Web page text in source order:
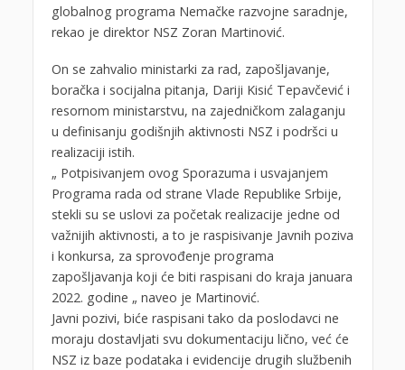
globalnog programa Nemačke razvojne saradnje,
rekao je direktor NSZ Zoran Martinović.
On se zahvalio ministarki za rad, zapošljavanje,
boračka i socijalna pitanja, Dariji Kisić Tepavčević i
resornom ministarstvu, na zajedničkom zalaganju
u definisanju godišnjih aktivnosti NSZ i podršci u
realizaciji istih.
„ Potpisivanjem ovog Sporazuma i usvajanjem
Programa rada od strane Vlade Republike Srbije,
stekli su se uslovi za početak realizacije jedne od
važnijih aktivnosti, a to je raspisivanje Javnih poziva
i konkursa, za sprovođenje programa
zapošljavanja koji će biti raspisani do kraja januara
2022. godine „ naveo je Martinović.
Javni pozivi, biće raspisani tako da poslodavci ne
moraju dostavljati svu dokumentaciju lično, već će
NSZ iz baze podataka i evidencije drugih službenih